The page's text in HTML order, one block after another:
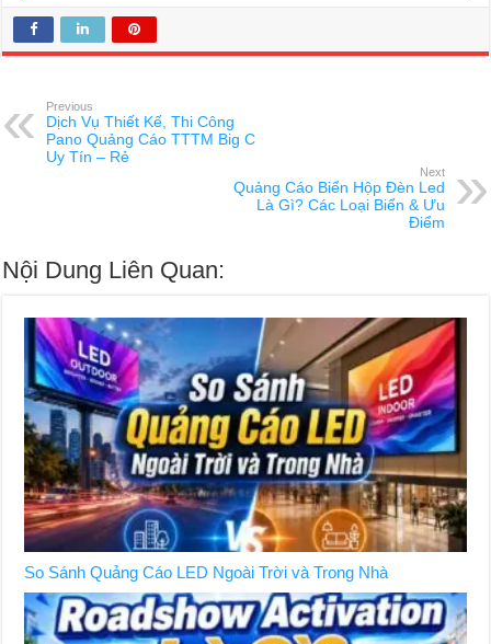
Previous
Dịch Vụ Thiết Kế, Thi Công
Pano Quảng Cáo TTTM Big C
Uy Tín – Rẻ
Next
Quảng Cáo Biển Hộp Đèn Led
Là Gì? Các Loại Biển & Ưu
Điểm
Nội Dung Liên Quan:
So Sánh Quảng Cáo LED Ngoài Trời và Trong Nhà